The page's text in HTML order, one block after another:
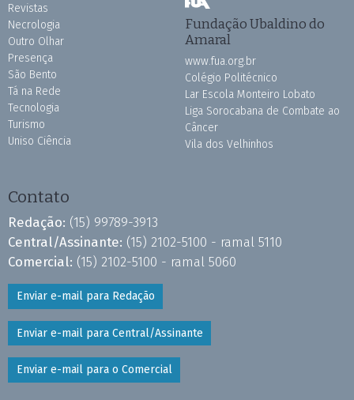
Revistas
Necrologia
Outro Olhar
Presença
São Bento
Tá na Rede
Tecnologia
Turismo
Uniso Ciência
Fundação Ubaldino do
Amaral
www.fua.org.br
Colégio Politécnico
Lar Escola Monteiro Lobato
Liga Sorocabana de Combate ao
Câncer
Vila dos Velhinhos
Contato
Redação: (15) 99789-3913
Central/Assinante: (15) 2102-5100 - ramal 5110
Comercial: (15) 2102-5100 - ramal 5060
Enviar e-mail para Redação
Enviar e-mail para Central/Assinante
Enviar e-mail para o Comercial